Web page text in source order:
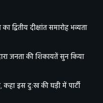
द्वितीय दीक्षांत समारोह भव्यता
जनता की शिकायतें सुन किया
कहा इस दुःख की घड़ी में पार्टी